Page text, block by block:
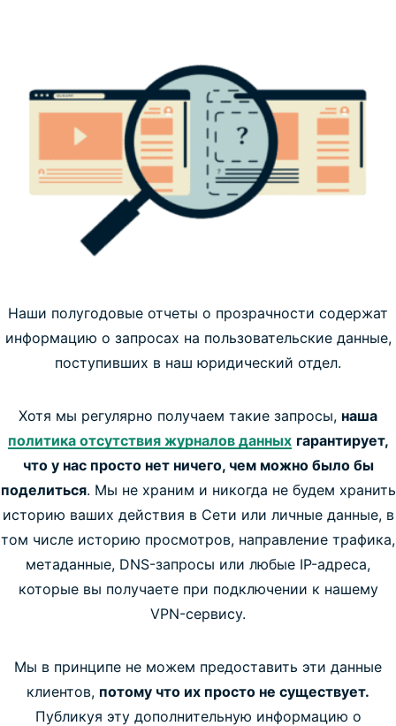
Наши полугодовые отчеты о прозрачности содержат
информацию о запросах на пользовательские данные,
поступивших в наш юридический отдел.
Хотя мы регулярно получаем такие запросы, наша
политика отсутствия журналов данных гарантирует,
что у нас просто нет ничего, чем можно было бы
поделиться. Мы не храним и никогда не будем хранить
историю ваших действия в Сети или личные данные, в
том числе историю просмотров, направление трафика,
метаданные, DNS-запросы или любые IP-адреса,
которые вы получаете при подключении к нашему
VPN-сервису.
Мы в принципе не можем предоставить эти данные
клиентов, потому что их просто не существует.
Публикуя эту дополнительную информацию о